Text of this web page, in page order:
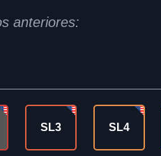
anteriores:
SL3 SL4